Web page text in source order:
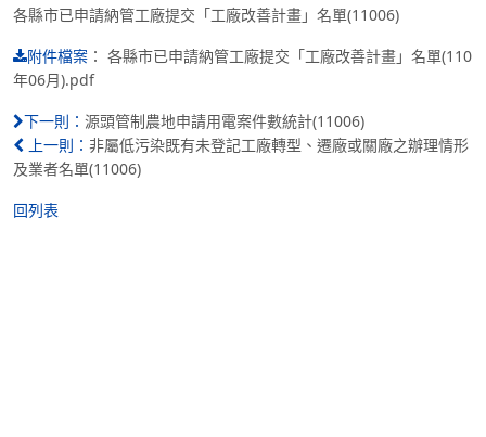
各縣市已申請納管工廠提交「工廠改善計畫」名單(11006)
附件檔案 ： 各縣市已申請納管工廠提交「工廠改善計畫」名單(110
年06月).pdf
下一則： 源頭管制農地申請用電案件數統計(11006)
上一則： 非屬低污染既有未登記工廠轉型、遷廠或關廠之辦理情形
及業者名單(11006)
回列表